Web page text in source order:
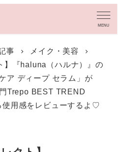
MENU
事
メイク・美容
】『haluna（ハルナ）』の
ア ディープ セラム」が
Trepo BEST TREND
使用感をレビューするよ♡